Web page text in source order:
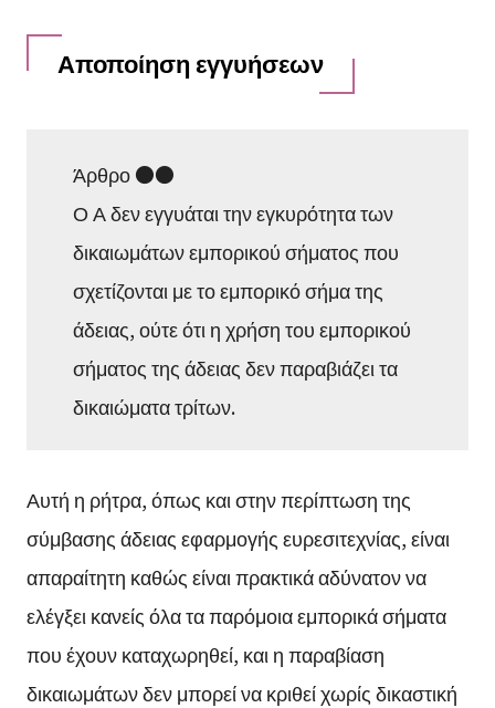
Αποποίηση εγγυήσεων
Άρθρο ●●
Ο Α δεν εγγυάται την εγκυρότητα των
δικαιωμάτων εμπορικού σήματος που
σχετίζονται με το εμπορικό σήμα της
άδειας, ούτε ότι η χρήση του εμπορικού
σήματος της άδειας δεν παραβιάζει τα
δικαιώματα τρίτων.
Αυτή η ρήτρα, όπως και στην περίπτωση της
σύμβασης άδειας εφαρμογής ευρεσιτεχνίας, είναι
απαραίτητη καθώς είναι πρακτικά αδύνατον να
ελέγξει κανείς όλα τα παρόμοια εμπορικά σήματα
που έχουν καταχωρηθεί, και η παραβίαση
δικαιωμάτων δεν μπορεί να κριθεί χωρίς δικαστική